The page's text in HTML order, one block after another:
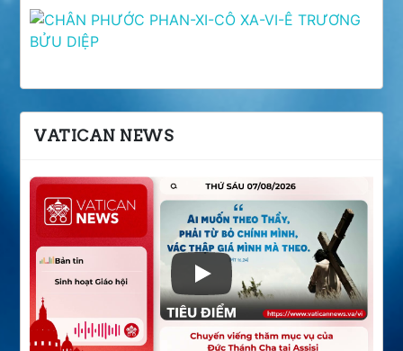
VATICAN NEWS